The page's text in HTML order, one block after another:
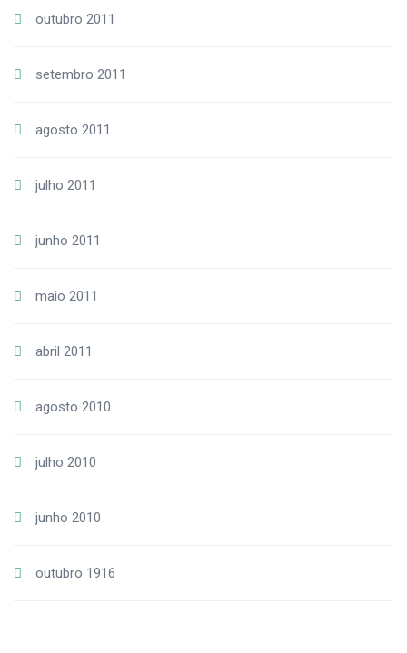
outubro 2011
setembro 2011
agosto 2011
julho 2011
junho 2011
maio 2011
abril 2011
agosto 2010
julho 2010
junho 2010
outubro 1916